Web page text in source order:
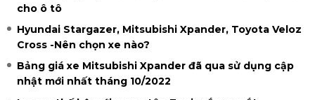
cho ô tô
Hyundai Stargazer, Mitsubishi Xpander, Toyota Veloz
Cross -Nên chọn xe nào?
Bảng giá xe Mitsubishi Xpander đã qua sử dụng cập
nhật mới nhất tháng 10/2022